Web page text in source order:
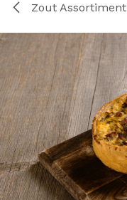
Zout Assortiment